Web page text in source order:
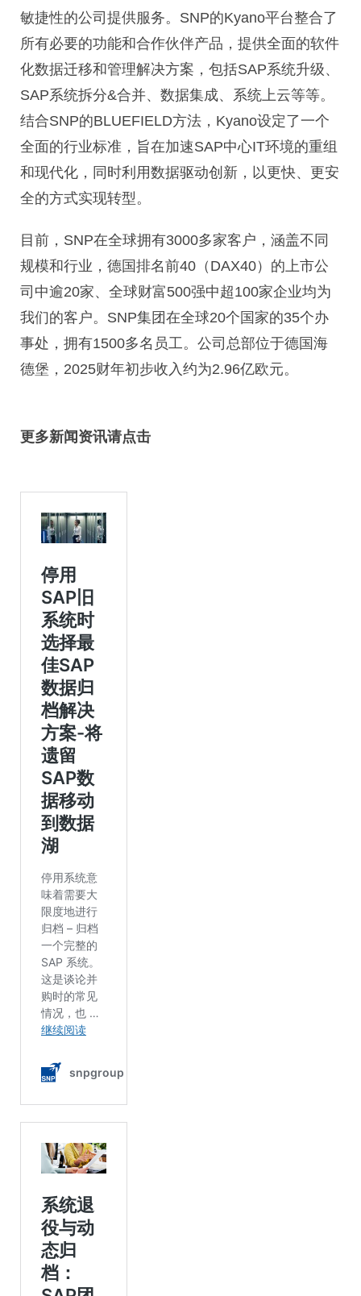
敏捷性的公司提供服务。SNP的Kyano平台整合了
所有必要的功能和合作伙伴产品，提供全面的软件
化数据迁移和管理解决方案，包括SAP系统升级、
SAP系统拆分&合并、数据集成、系统上云等等。
结合SNP的BLUEFIELD方法，Kyano设定了一个
全面的行业标准，旨在加速SAP中心IT环境的重组
和现代化，同时利用数据驱动创新，以更快、更安
全的方式实现转型。
目前，SNP在全球拥有3000多家客户，涵盖不同
规模和行业，德国排名前40（DAX40）的上市公
司中逾20家、全球财富500强中超100家企业均为
我们的客户。SNP集团在全球20个国家的35个办
事处，拥有1500多名员工。公司总部位于德国海
德堡，2025财年初步收入约为2.96亿欧元。
更多新闻资讯请点击